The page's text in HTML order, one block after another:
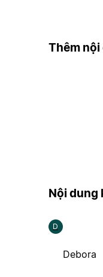
Thêm
Nội dung
D
Debora